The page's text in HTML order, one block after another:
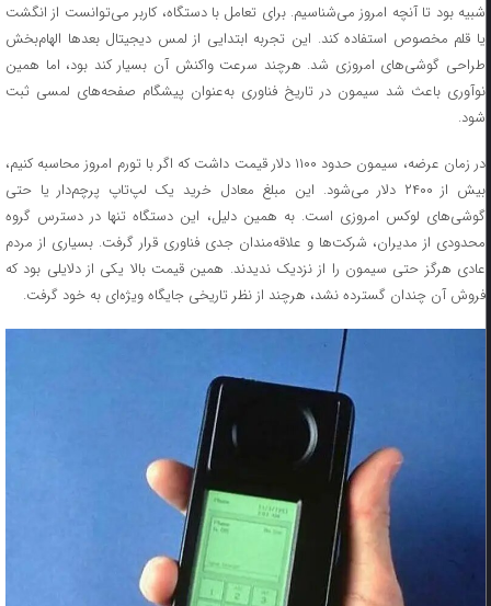
شبیه بود تا آنچه امروز می‌شناسیم. برای تعامل با دستگاه، کاربر می‌توانست از انگشت
یا قلم مخصوص استفاده کند. این تجربه ابتدایی از لمس دیجیتال بعدها الهام‌بخش
طراحی گوشی‌های امروزی شد. هرچند سرعت واکنش آن بسیار کند بود، اما همین
نوآوری باعث شد سیمون در تاریخ فناوری به‌عنوان پیشگام صفحه‌های لمسی ثبت
شود.
در زمان عرضه، سیمون حدود ۱۱۰۰ دلار قیمت داشت که اگر با تورم امروز محاسبه کنیم،
بیش از ۲۴۰۰ دلار می‌شود. این مبلغ معادل خرید یک لپ‌تاپ پرچم‌دار یا حتی
گوشی‌های لوکس امروزی است. به همین دلیل، این دستگاه تنها در دسترس گروه
محدودی از مدیران، شرکت‌ها و علاقه‌مندان جدی فناوری قرار گرفت. بسیاری از مردم
عادی هرگز حتی سیمون را از نزدیک ندیدند. همین قیمت بالا یکی از دلایلی بود که
فروش آن چندان گسترده نشد، هرچند از نظر تاریخی جایگاه ویژه‌ای به خود گرفت.